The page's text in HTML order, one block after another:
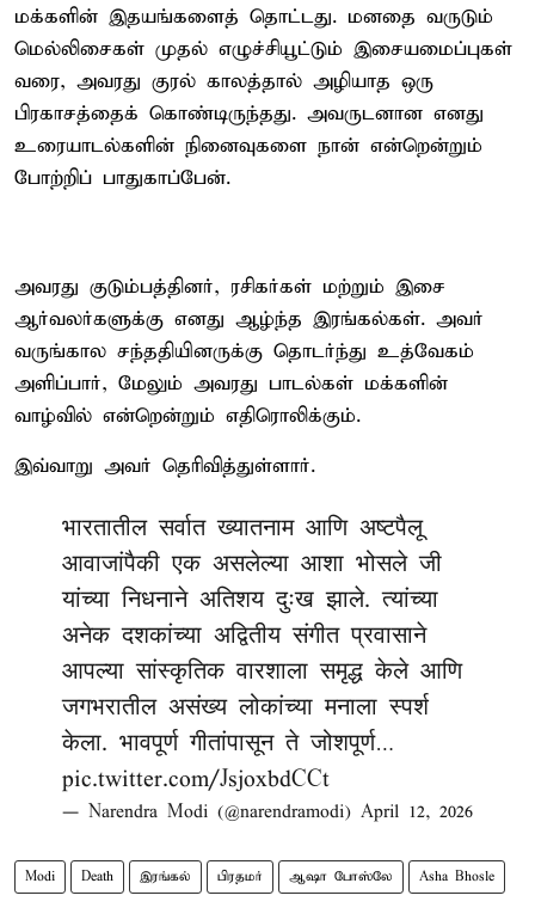
மக்களின் இதயங்களைத் தொட்டது. மனதை வருடும்
மெல்லிசைகள் முதல் எழுச்சியூட்டும் இசையமைப்புகள்
வரை, அவரது குரல் காலத்தால் அழியாத ஒரு
பிரகாசத்தைக் கொண்டிருந்தது. அவருடனான எனது
உரையாடல்களின் நினைவுகளை நான் என்றென்றும்
போற்றிப் பாதுகாப்பேன்.
அவரது குடும்பத்தினர், ரசிகர்கள் மற்றும் இசை
ஆர்வலர்களுக்கு எனது ஆழ்ந்த இரங்கல்கள். அவர்
வருங்கால சந்ததியினருக்கு தொடர்ந்து உத்வேகம்
அளிப்பார், மேலும் அவரது பாடல்கள் மக்களின்
வாழ்வில் என்றென்றும் எதிரொலிக்கும்.
இவ்வாறு அவர் தெரிவித்துள்ளார்.
भारतातील सर्वात ख्यातनाम आणि अष्टपैलू
आवाजांपैकी एक असलेल्या आशा भोसले जी
यांच्या निधनाने अतिशय दुःख झाले. त्यांच्या
अनेक दशकांच्या अद्वितीय संगीत प्रवासाने
आपल्या सांस्कृतिक वारशाला समृद्ध केले आणि
जगभरातील असंख्य लोकांच्या मनाला स्पर्श
केला. भावपूर्ण गीतांपासून ते जोशपूर्ण…
pic.twitter.com/JsjoxbdCCt
— Narendra Modi (@narendramodi) April 12, 2026
Modi Death இரங்கல் பிரதமர் ஆஷா போஸ்லே Asha Bhosle